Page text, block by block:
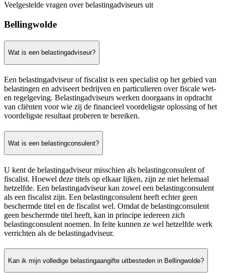
Veelgestelde vragen over belastingadviseurs uit
Bellingwolde
Wat is een belastingadviseur?
Een belastingadviseur of fiscalist is een specialist op het gebied van
belastingen en adviseert bedrijven en particulieren over fiscale wet-
en regelgeving. Belastingadviseurs werken doorgaans in opdracht
van cliënten voor wie zij de financieel voordeligste oplossing of het
voordeligste resultaat proberen te bereiken.
Wat is een belastingconsulent?
U kent de belastingadviseur misschien als belastingconsulent of
fiscalist. Hoewel deze titels op elkaar lijken, zijn ze niet helemaal
hetzelfde. Een belastingadviseur kan zowel een belastingconsulent
als een fiscalist zijn. Een belastingconsulent heeft echter geen
beschermde titel en de fiscalist wel. Omdat de belastingconsulent
geen beschermde titel heeft, kan in principe iedereen zich
belastingconsulent noemen. In feite kunnen ze wel hetzelfde werk
verrichten als de belastingadviseur.
Kan ik mijn volledige belastingaangifte uitbesteden in Bellingwolde?